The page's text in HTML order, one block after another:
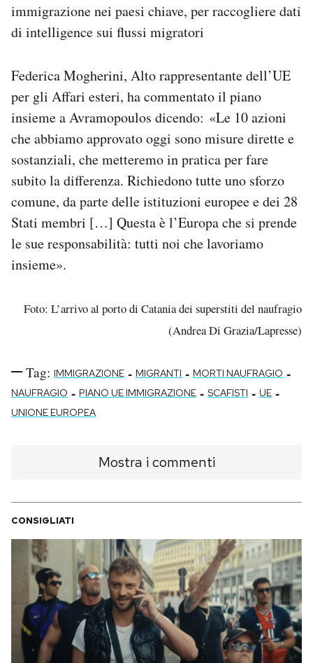
immigrazione nei paesi chiave, per raccogliere dati
di intelligence sui flussi migratori
Federica Mogherini, Alto rappresentante dell’UE
per gli Affari esteri, ha commentato il piano
insieme a Avramopoulos dicendo: «Le 10 azioni
che abbiamo approvato oggi sono misure dirette e
sostanziali, che metteremo in pratica per fare
subito la differenza. Richiedono tutte uno sforzo
comune, da parte delle istituzioni europee e dei 28
Stati membri […] Questa è l’Europa che si prende
le sue responsabilità: tutti noi che lavoriamo
insieme».
Foto: L’arrivo al porto di Catania dei superstiti del naufragio
(Andrea Di Grazia/Lapresse)
Tag: IMMIGRAZIONE - MIGRANTI - MORTI NAUFRAGIO -
NAUFRAGIO - PIANO UE IMMIGRAZIONE - SCAFISTI - UE -
UNIONE EUROPEA
Mostra i commenti
CONSIGLIATI